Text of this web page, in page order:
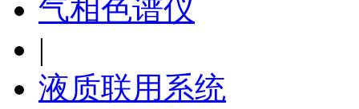
气相色谱仪
|
液质联用系统